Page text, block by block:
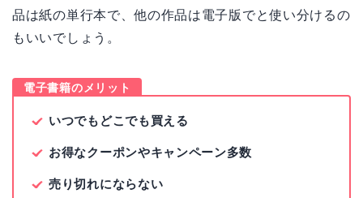
品は紙の単行本で、他の作品は電子版でと使い分けるの
もいいでしょう。
電子書籍のメリット
いつでもどこでも買える
お得なクーポンやキャンペーン多数
売り切れにならない